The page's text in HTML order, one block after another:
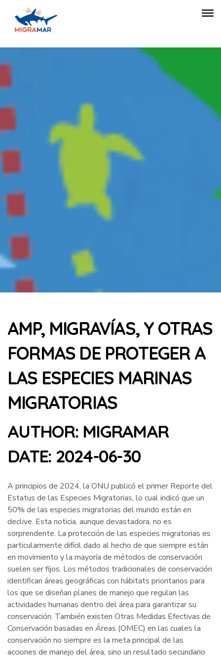
AMP, MIGRAVÍAS, Y OTRAS
FORMAS DE PROTEGER A
LAS ESPECIES MARINAS
MIGRATORIAS
AUTHOR:MIGRAMAR
DATE: 2024-06-30
A principios de 2024, la ONU publicó el primer Reporte del
Estatus de las Especies Migratorias, lo cual indicó que un
50% de las especies migratorias del mundo están en
declive. Esta noticia, aunque devastadora, no es
sorprendente. La protección de las especies migratorias es
particularmente difícil dado al hecho de que siempre están
en movimiento y la mayoría de métodos de conservación
suelen ser fijos. Los métodos tradicionales de conservación
identifican áreas geográficas con hábitats prioritarios para
los que se diseñan planes de manejo que regulan las
actividades humanas dentro del área para garantizar su
conservación. También existen Otras Medidas Efectivas de
Conservación basadas en Áreas (OMEC) en las cuales la
conservación no siempre es la meta principal de las
acciones de manejo del área, sino un resultado secundario